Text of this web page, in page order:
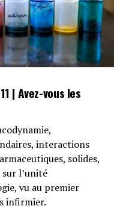
d’enseignement
ce qui concerne la
rôle propre de
fonction de
des aliments en
et chimiquepour
| Avez-vous les
interactions
solides,
l’unité
vu au premier
infirmier.